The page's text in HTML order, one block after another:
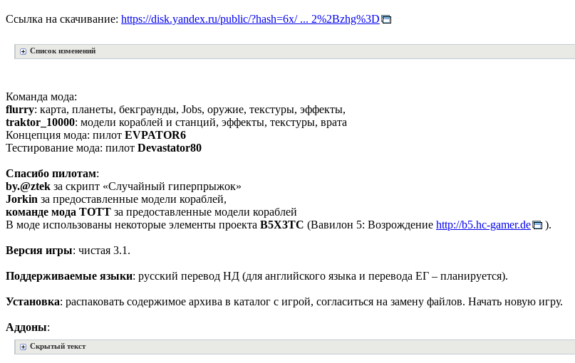
Ссылка на скачивание: https://disk.yandex.ru/public/?hash=6x/ ... 2%2Bzhg%3D
Список изменений
Команда мода:
flurry: карта, планеты, бекграунды, Jobs, оружие, текстуры, эффекты,
traktor_10000: модели кораблей и станций, эффекты, текстуры, врата
Концепция мода: пилот EVPATOR6
Тестирование мода: пилот Devastator80
Спасибо пилотам:
by.@ztek за скрипт «Случайный гиперпрыжок»
Jorkin за предоставленные модели кораблей,
команде мода ТОТТ за предоставленные модели кораблей
В моде использованы некоторые элементы проекта B5X3TC (Вавилон 5: Возрождение http://b5.hc-gamer.de ).
Версия игры: чистая 3.1.
Поддерживаемые языки: русский перевод НД (для английского языка и перевода ЕГ – планируется).
Установка: распаковать содержимое архива в каталог с игрой, согласиться на замену файлов. Начать новую игру.
Аддоны:
Скрытый текст